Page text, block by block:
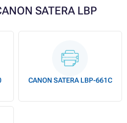
SATERA LBP
CANON SATERA LBP-661C